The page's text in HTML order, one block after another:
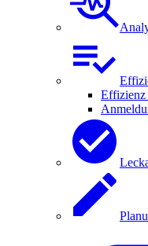
Effizienz